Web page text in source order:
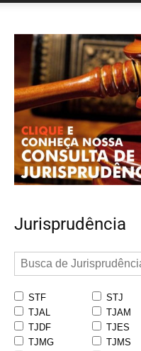
Jurisprudência
STF STJ
TJAL
TJAM
TJDF
TJES
TJMG
TJMS